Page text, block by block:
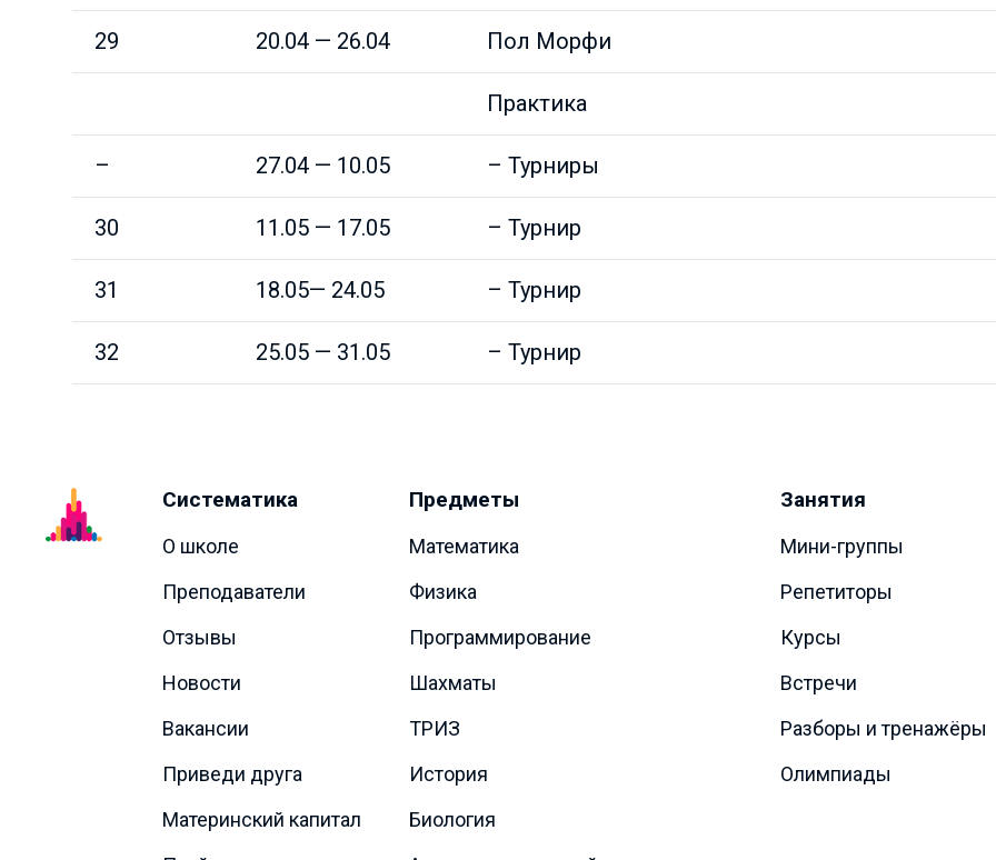
29 20.04 — 26.04 Пол Морфи
Практика
– 27.04 — 10.05 – Турниры
30 11.05 — 17.05 – Турнир
31 18.05— 24.05 – Турнир
32 25.05 — 31.05 – Турнир
Систематика
О школе
Преподаватели
Отзывы
Новости
Вакансии
Приведи друга
Материнский капитал
Предметы
Математика
Физика
Программирование
Шахматы
ТРИЗ
История
Биология
Занятия
Мини-группы
Репетиторы
Курсы
Встречи
Разборы и тренажёры
Олимпиады